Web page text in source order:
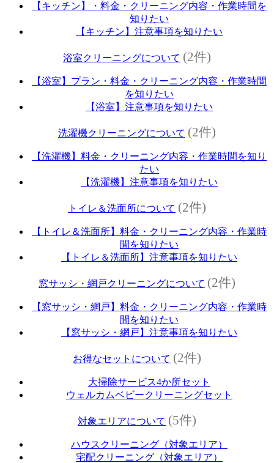
【キッチン】・料金・クリーニング内容・作業時間を
知りたい
【キッチン】注意事項を知りたい
浴室クリーニングについて (2件)
【浴室】プラン・料金・クリーニング内容・作業時間
を知りたい
【浴室】注意事項を知りたい
洗濯機クリーニングについて (2件)
【洗濯機】料金・クリーニング内容・作業時間を知り
たい
【洗濯機】注意事項を知りたい
トイレ＆洗面所について (2件)
【トイレ＆洗面所】料金・クリーニング内容・作業時
間を知りたい
【トイレ＆洗面所】注意事項を知りたい
窓サッシ・網戸クリーニングについて (2件)
【窓サッシ・網戸】料金・クリーニング内容・作業時
間を知りたい
【窓サッシ・網戸】注意事項を知りたい
お得なセットについて (2件)
大掃除サービス4か所セット
ウェルカムベビークリーニングセット
対象エリアについて (5件)
ハウスクリーニング（対象エリア）
宅配クリーニング（対象エリア）